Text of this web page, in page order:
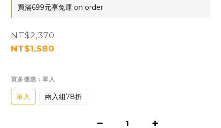
買滿699元享免運 on order
NT$2,370
NT$1,580
買多優惠 : 單入
單入 兩入組78折